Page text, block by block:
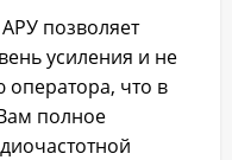
позволяет
усиления и не
оператора, что в
полное